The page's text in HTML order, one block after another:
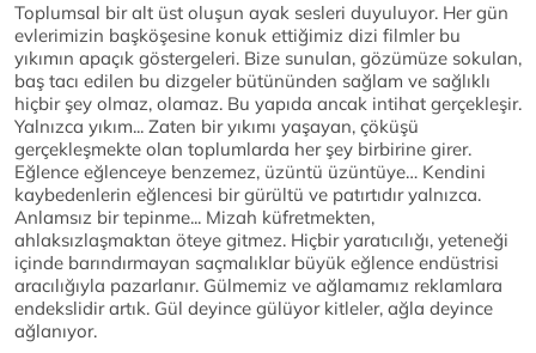
Toplumsal bir alt üst oluşun ayak sesleri duyuluyor. Her gün
evlerimizin başköşesine konuk ettiğimiz dizi filmler bu
yıkımın apaçık göstergeleri. Bize sunulan, gözümüze sokulan,
baş tacı edilen bu dizgeler bütününden sağlam ve sağlıklı
hiçbir şey olmaz, olamaz. Bu yapıda ancak intihat gerçekleşir.
Yalnızca yıkım... Zaten bir yıkımı yaşayan, çöküşü
gerçekleşmekte olan toplumlarda her şey birbirine girer.
Eğlence eğlenceye benzemez, üzüntü üzüntüye… Kendini
kaybedenlerin eğlencesi bir gürültü ve patırtıdır yalnızca.
Anlamsız bir tepinme... Mizah küfretmekten,
ahlaksızlaşmaktan öteye gitmez. Hiçbir yaratıcılığı, yeteneği
içinde barındırmayan saçmalıklar büyük eğlence endüstrisi
aracılığıyla pazarlanır. Gülmemiz ve ağlamamız reklamlara
endekslidir artık. Gül deyince gülüyor kitleler, ağla deyince
ağlanıyor.